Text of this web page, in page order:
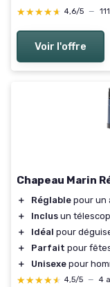
★★★★★
★★★★★ 4,6/5 —
Voir l'offre
Chapeau Marin
＋ Réglable pour un
＋
Inclus un
＋
Idéal pour
＋
Parfait pour
＋
Unisexe pour
★★★★★
★★★★★ 4,5/5 — 4